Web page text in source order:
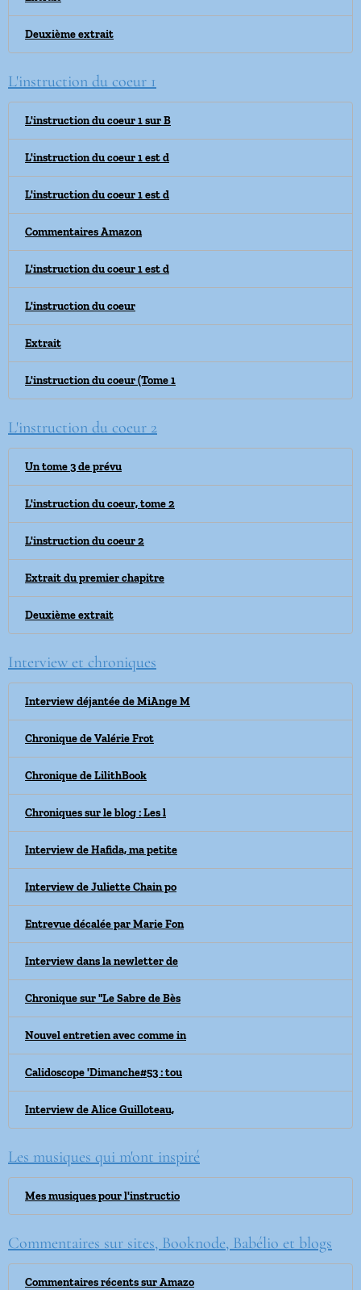
Deuxième extrait
L'instruction du coeur 1
L'instruction du coeur 1 sur B
L'instruction du coeur 1 est d
L'instruction du coeur 1 est d
Commentaires Amazon
L'instruction du coeur 1 est d
L'instruction du coeur
Extrait
L'instruction du coeur (Tome 1
L'instruction du coeur 2
Un tome 3 de prévu
L'instruction du coeur, tome 2
L'instruction du coeur 2
Extrait du premier chapitre
Deuxième extrait
Interview et chroniques
Interview déjantée de MiAnge M
Chronique de Valérie Frot
Chronique de LilithBook
Chroniques sur le blog : Les l
Interview de Hafida, ma petite
Interview de Juliette Chain po
Entrevue décalée par Marie Fon
Interview dans la newletter de
Chronique sur "Le Sabre de Bès
Nouvel entretien avec comme in
Calidoscope 'Dimanche#53 : tou
Interview de Alice Guilloteau,
Les musiques qui m'ont inspiré
Mes musiques pour l'instructio
Commentaires sur sites, Booknode, Babélio et blogs
Commentaires récents sur Amazo